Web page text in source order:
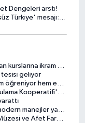
Dengeleri arstı!
kalıcı sonuç üretecek
ikram desteği
tesisi geliyor
hem eğleniyor
güçlü takviye
manejler yapılıyor
Merkezi için iş birliği